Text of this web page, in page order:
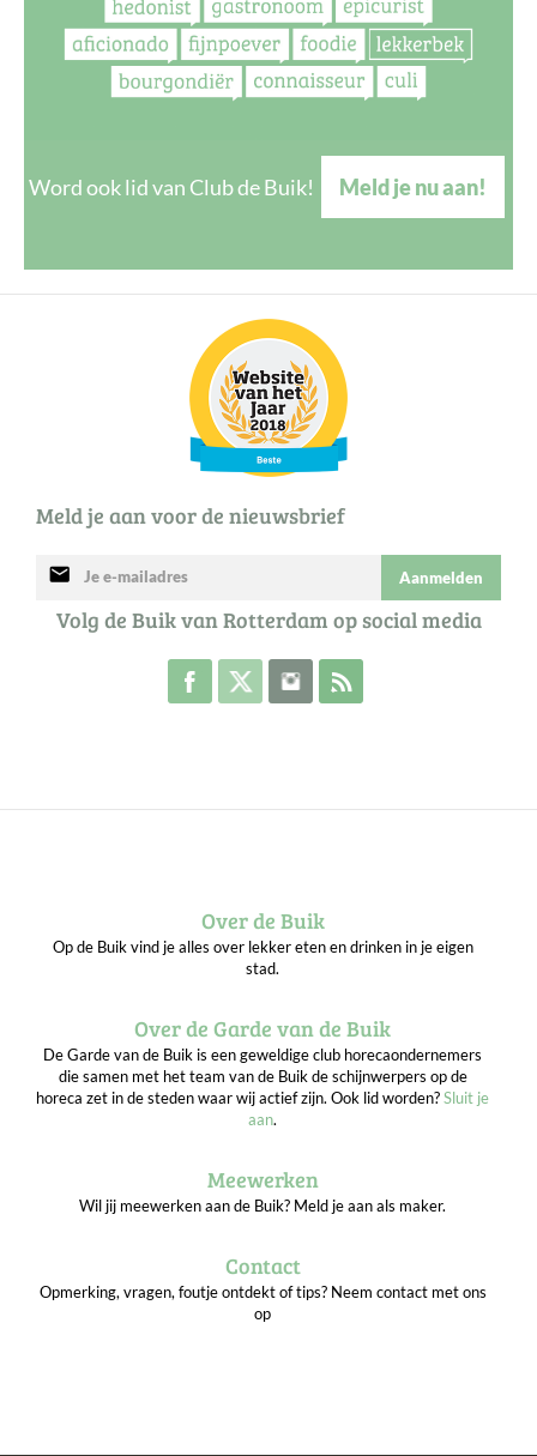
Word ook lid van Club de Buik! Meld je nu aan!
Meld je aan voor de nieuwsbrief
mail Aanmelden
Volg de Buik van Rotterdam op social media
Volg de Buik op Facebook
Volg de Buik op Twitter
Volg de Buik op Instagram
Over de Buik
Op de Buik vind je alles over lekker eten en drinken in je eigen
stad.
Over de Garde van de Buik
De Garde van de Buik is een geweldige club horecaondernemers
die samen met het team van de Buik de schijnwerpers op de
horeca zet in de steden waar wij actief zijn. Ook lid worden?Sluit je
aan.
Meewerken
Wil jij meewerken aan de Buik? Meld je aan als maker.
Contact
Opmerking, vragen, foutje ontdekt of tips? Neem contact met ons
op